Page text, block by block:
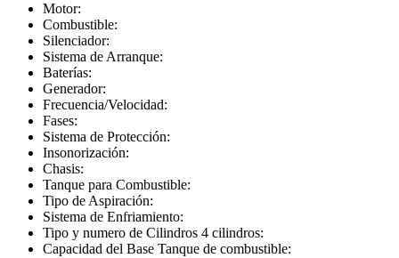
Motor:
Combustible:
Silenciador:
Sistema de Arranque:
Baterías:
Generador:
Frecuencia/Velocidad:
Fases:
Sistema de Protección:
Insonorización:
Chasis:
Tanque para Combustible:
Tipo de Aspiración:
Sistema de Enfriamiento:
Tipo y numero de Cilindros 4 cilindros:
Capacidad del Base Tanque de combustible: